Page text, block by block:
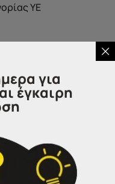
ΥΕ
μας
για
έγκαιρη